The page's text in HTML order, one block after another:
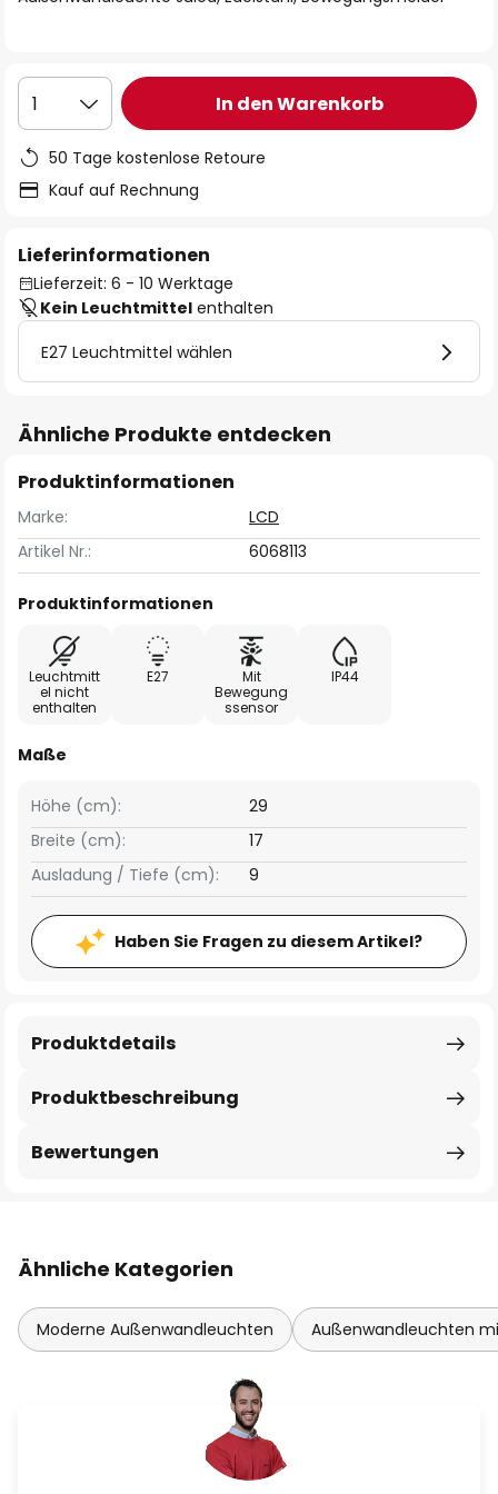
1 In den Warenkorb
50 Tage kostenlose Retoure
Kauf auf Rechnung
Lieferinformationen
Lieferzeit: 6 - 10 Werktage
Kein Leuchtmittel enthalten
E27 Leuchtmittel wählen
Ähnliche Produkte entdecken
Produktinformationen
Marke:
LCD
Artikel Nr.:
6068113
Produktinformationen
Leuchtmitt
el nicht
enthalten
E27
Mit
Bewegung
ssensor
IP44
Maße
Breite (cm): 17
Höhe (cm): 29
Ausladung / Tiefe (cm): 9
Haben Sie Fragen zu diesem Artikel?
Produktbeschreibung
Produktdetails
Bewertungen
Ähnliche Kategorien
Moderne Außenwandleuchten Außenwandleuchten